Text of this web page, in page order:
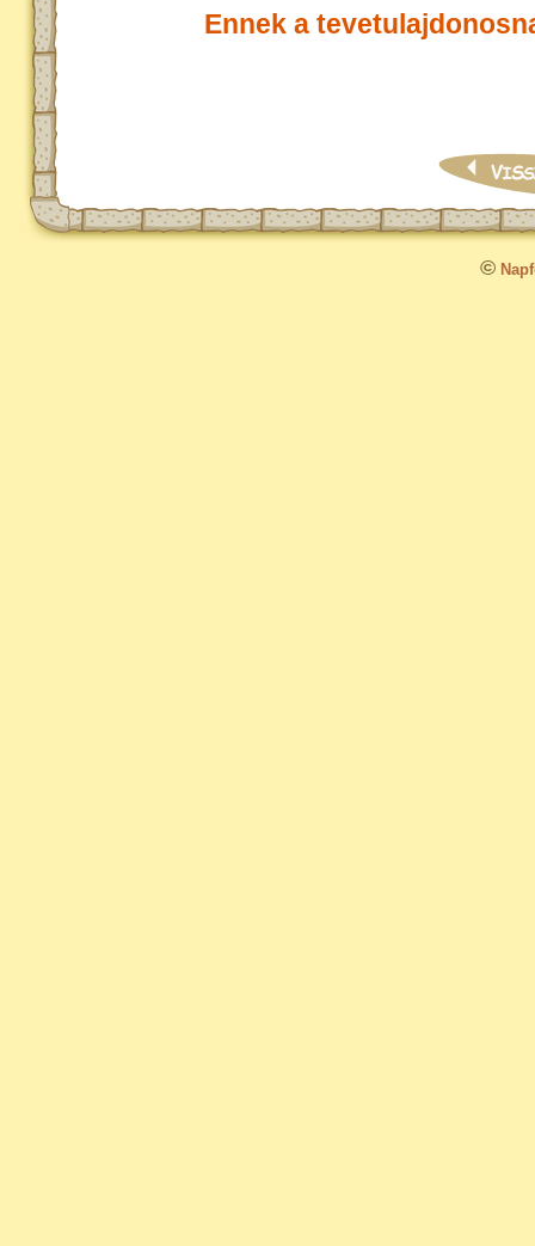
Ennek a
©